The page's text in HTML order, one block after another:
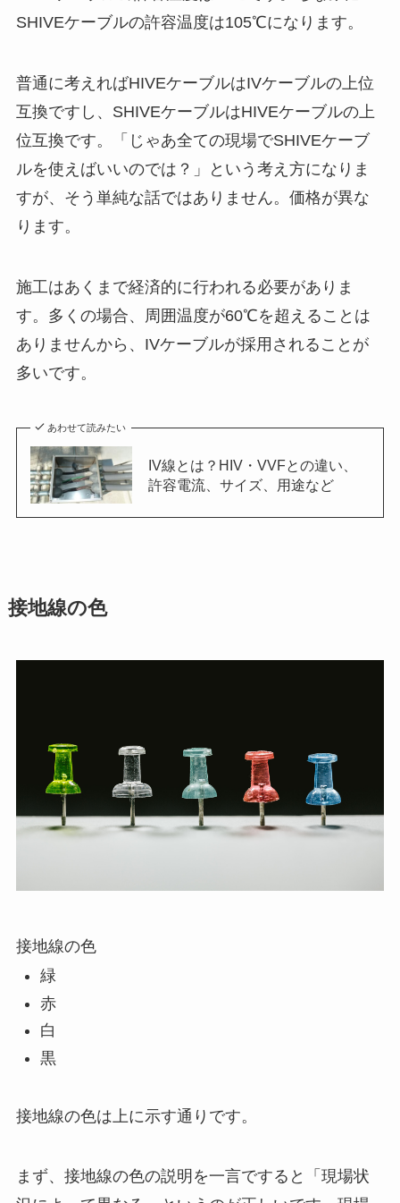
SHIVEケーブルの許容温度は105℃になります。
普通に考えればHIVEケーブルはIVケーブルの上位
互換ですし、SHIVEケーブルはHIVEケーブルの上
位互換です。「じゃあ全ての現場でSHIVEケーブ
ルを使えばいいのでは？」という考え方になりま
すが、そう単純な話ではありません。価格が異な
ります。
施工はあくまで経済的に行われる必要がありま
す。 多くの場合、周囲温度が60℃を超えることは
ありませんから、IVケーブルが採用されることが
多いです。
あわせて読みたい
IV線とは？HIV・VVFとの違い、
許容電流、サイズ、用途など
接地線の色
接地線の色
緑
赤
白
黒
接地線の色は上に示す通りです。
まず、 接地線の色の説明を一言ですると「現場状